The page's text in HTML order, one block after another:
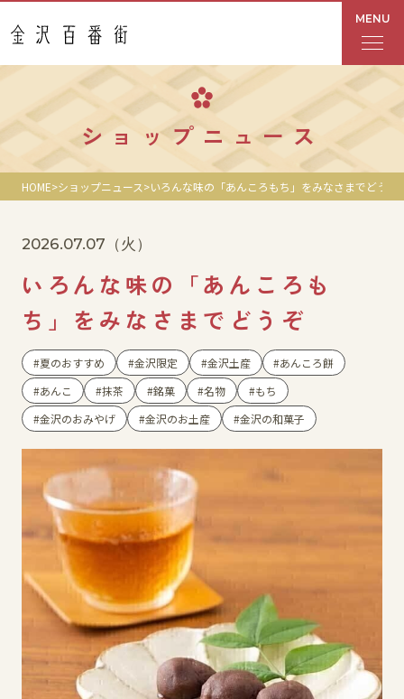
MENU
フロアガイド
あんと
Rinto
あんと西
レストラン・カフェ
ショップニュース
イベント
アクセス・パーキング
館内サービス
施設からのお知らせ
スタッフ募集
百番街くらぶ
ショップニュース
HOME ショップニュース いろんな味の「あんころもち」をみなさまでどうぞ
2026.07.07 （火）
いろんな味の「あんころも
ち」をみなさまでどうぞ
夏のおすすめ 金沢限定 金沢土産
あんころ餅
あんこ
抹茶 銘菓 名物
もち
金沢のおみやげ
金沢のお土産 金沢の和菓子